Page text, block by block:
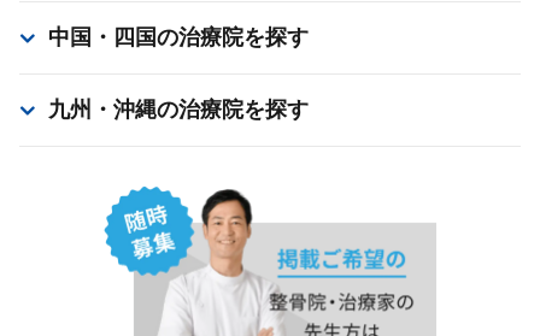
中国・四国の治療院を探す
九州・沖縄の治療院を探す